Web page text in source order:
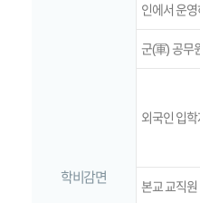
학비감면
인에서 운
군(軍) 공무
외국인 입
본교 교직